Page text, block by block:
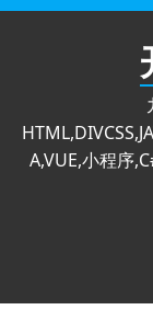
跳
A,VUE,小程序